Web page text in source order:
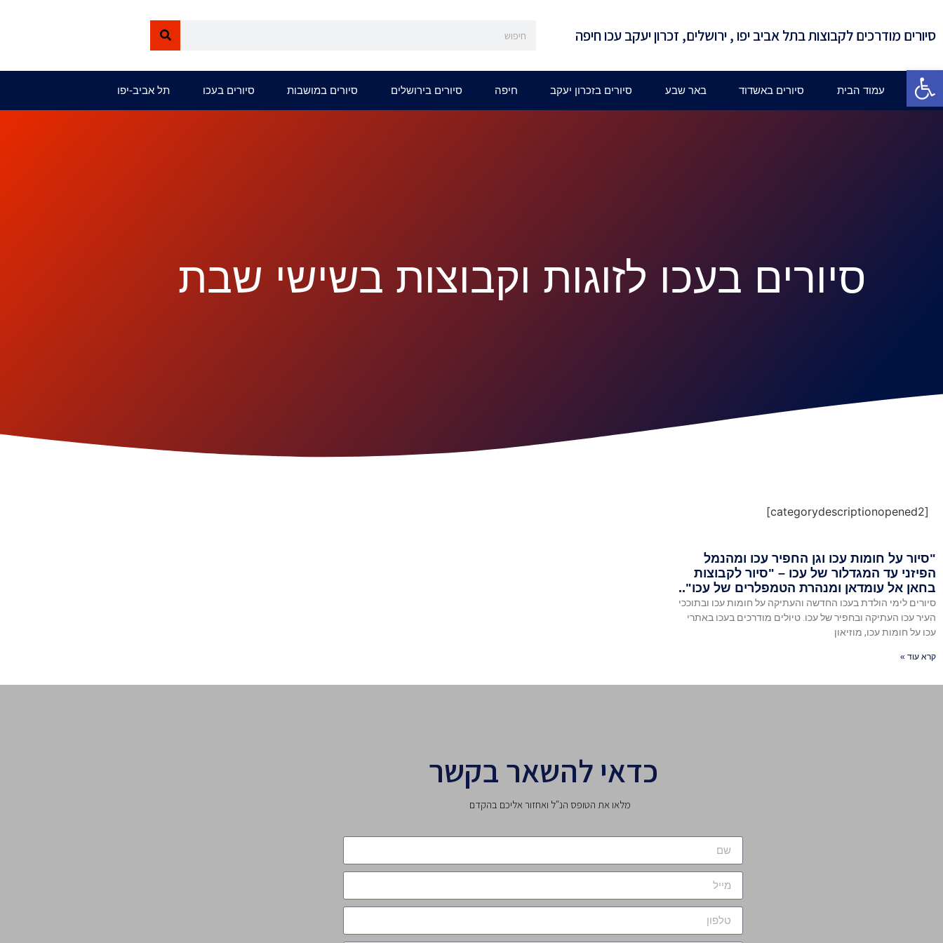
פתח סרגל נגישות
סיורים מודרכים לקבוצות בתל אביב יפו , ירושלים, זכרון יעקב עכו חיפה
עמוד הבית סיורים באשדוד באר שבע סיורים בזכרון יעקב חיפה סיורים בירושלים סיורים במושבות סיורים בעכו תל אביב-יפו
סיורים בעכו לזוגות וקבוצות בשישי שבת
[categorydescriptionopened2]
"סיור על חומות עכו וגן החפיר עכו ומהנמל
הפיזני עד המגדלור של עכו – "סיור לקבוצות
בחאן אל עומדאן ומנהרת הטמפלרים של עכו"..
סיורים לימי הולדת בעכו החדשה והעתיקה על חומות עכו ובתוככי
העיר עכו העתיקה ובחפיר של עכו. טיולים מודרכים בעכו באתרי
עכו על חומות עכו, מוזיאון
קרא עוד »
כדאי להשאר בקשר
מלאו את הטופס הנ"ל ואחזור אליכם בהקדם